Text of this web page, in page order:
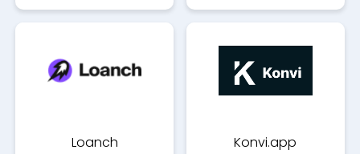
Loanch Konvi.app